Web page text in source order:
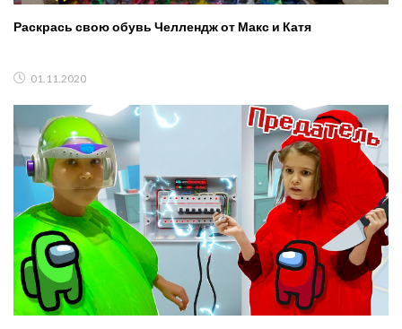
Раскрась свою обувь Челлендж от Макс и Катя
01.11.2020